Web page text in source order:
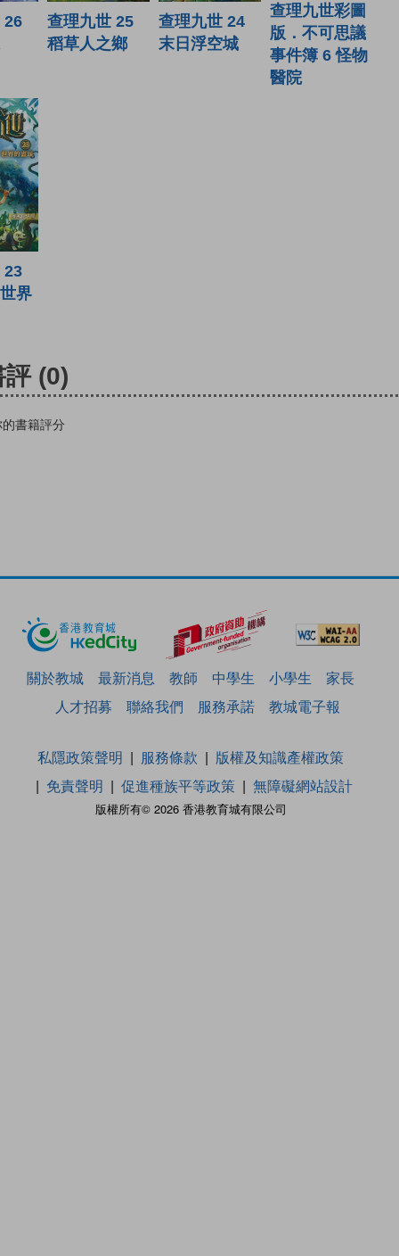
26
查理九世 25
稻草人之鄉
查理九世 24
末日浮空城
查理九世彩圖
版．不可思議
事件簿 6 怪物
醫院
23
界
評 (0)
書籍評分
關於教城 最新消息 教師 中學生 小學生
家長
人才招募
聯絡我們 服務承諾 教城電子報
版權所有© 2026 香港教育城有限公司
私隱政策聲明 服務條款
版權及知識產權政策
免責聲明
促進種族平等政策 無障礙網站設計